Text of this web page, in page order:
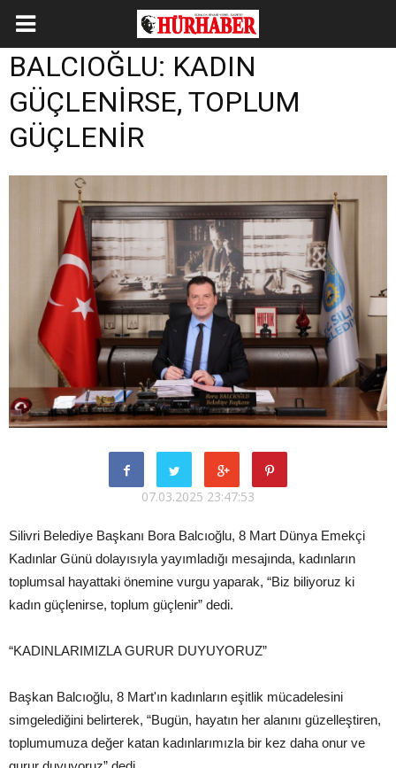
BALCIOĞLU: KADIN
GÜÇLENİRSE, TOPLUM
GÜÇLENİR
07.03.2025 23:47:53
Silivri Belediye Başkanı Bora Balcıoğlu, 8 Mart Dünya Emekçi
Kadınlar Günü dolayısıyla yayımladığı mesajında, kadınların
toplumsal hayattaki önemine vurgu yaparak, “Biz biliyoruz ki
kadın güçlenirse, toplum güçlenir” dedi.
“KADINLARIMIZLA GURUR DUYUYORUZ”
Başkan Balcıoğlu, 8 Mart'ın kadınların eşitlik mücadelesini
simgelediğini belirterek, “Bugün, hayatın her alanını güzelleştiren,
toplumumuza değer katan kadınlarımızla bir kez daha onur ve